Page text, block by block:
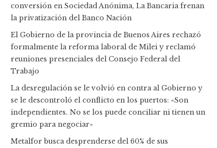
conversión en Sociedad Anónima, La Bancaria frenan
la privatización del Banco Nación
El Gobierno de la provincia de Buenos Aires rechazó
formalmente la reforma laboral de Milei y reclamó
reuniones presenciales del Consejo Federal del
Trabajo
La desregulación se le volvió en contra al Gobierno y
se le descontroló el conflicto en los puertos: «Son
independientes. No se los puede conciliar ni tienen un
gremio para negociar»
Metalfor busca desprenderse del 60% de sus